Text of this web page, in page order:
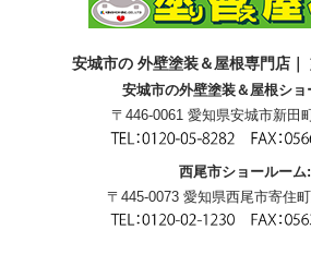
安城市の 外壁塗装＆屋根専門店｜
安城市の外壁塗装＆屋根ショ
〒446-0061 愛知県安城市新田
西尾市ショールーム:
〒445-0073 愛知県西尾市寄住